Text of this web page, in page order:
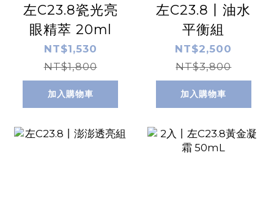
左C23.8瓷光亮
眼精萃 20ml
NT$1,530
NT$1,800
加入購物車
左C23.8丨油水
平衡組
NT$2,500
NT$3,800
加入購物車